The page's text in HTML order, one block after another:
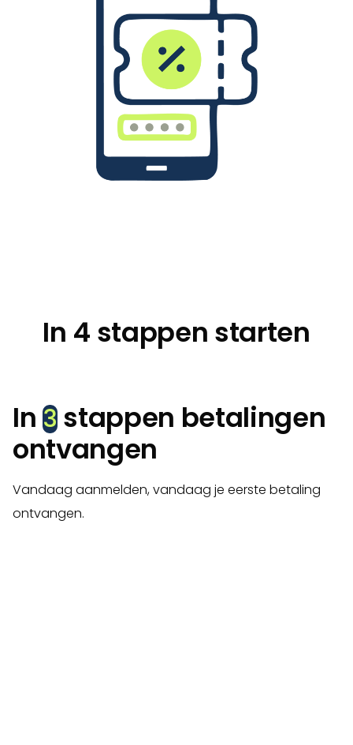
In 4 stappen starten
In 3stappen betalingen
ontvangen
Vandaag aanmelden, vandaag je eerste betaling
ontvangen.